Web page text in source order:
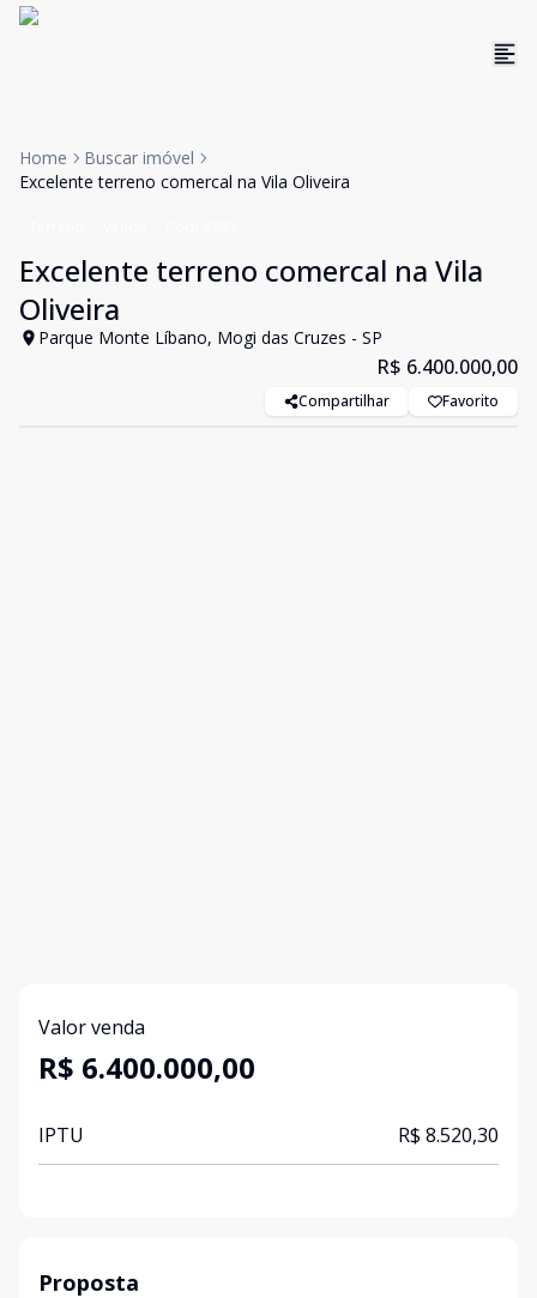
Home
Buscar imóvel
Excelente terreno comercal na Vila Oliveira
Excelente terreno comercal na Vila
Oliveira
Parque Monte Líbano, Mogi das Cruzes - SP
R$ 6.400.000,00
Compartilhar Favorito
Valor venda
R$ 6.400.000,00
IPTU R$ 8.520,30
Proposta